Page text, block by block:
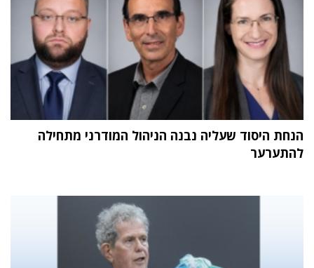
הנחת היסוד שעליה נבנה הניהול המודרני מתחילה
להתערער